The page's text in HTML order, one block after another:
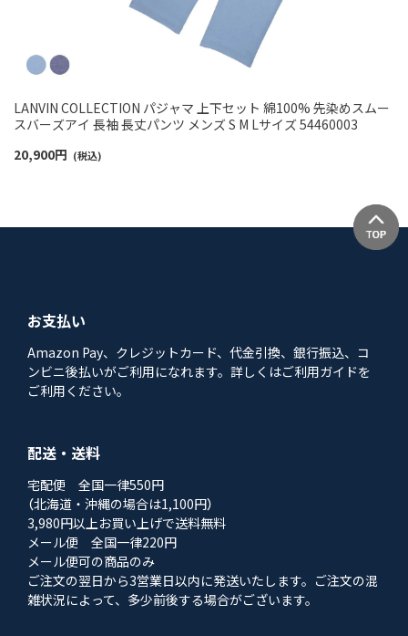
LANVIN COLLECTION パジャマ 上下セット 綿100% 先染めスムー
スバーズアイ 長袖 長丈パンツ メンズ S M Lサイズ 54460003
20,900円 (税込)
お支払い
Amazon Pay、クレジットカード、代金引換、銀行振込、コ
ンビニ後払いがご利用になれます。詳しくはご利用ガイドを
ご利用ください。
配送・送料
宅配便 全国一律550円
（北海道・沖縄の場合は1,100円）
3,980円以上お買い上げで送料無料
メール便 全国一律220円
メール便可の商品のみ
ご注文の翌日から3営業日以内に発送いたします。ご注文の混
雑状況によって、多少前後する場合がございます。